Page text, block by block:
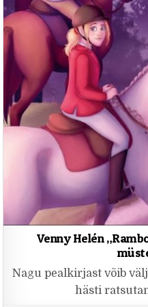
Venny Helén
Nagu pealkirjast võib
hästi